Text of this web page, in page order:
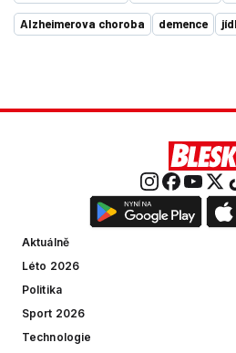
Alzheimerova choroba demence
Aktuálně
Léto 2026
Politika
Sport 2026
Technologie